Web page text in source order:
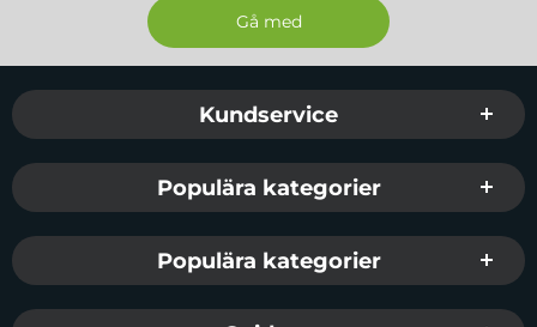
Sidfot Blandad info och länkar
Kundservice
Populära kategorier
Populära kategorier